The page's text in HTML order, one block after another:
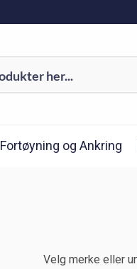
Fortøyning og Ankring
Velg merke eller